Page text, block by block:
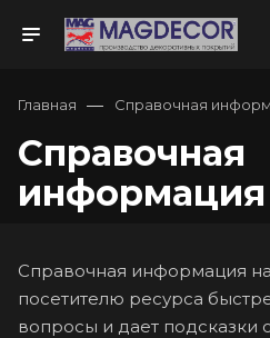
Главная — Справочная
Справочная
информация
Справочная информация
посетителю ресурса
вопросы и дает подсказки